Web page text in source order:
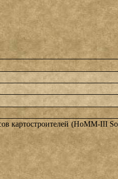
картостроителей (НоММ-III